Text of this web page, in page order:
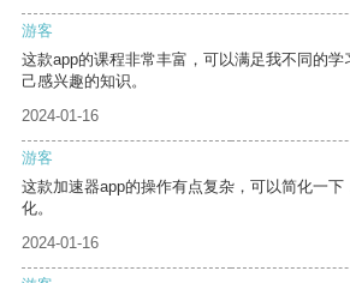
游客
这款app的课程非常丰富，可以满足我不同的学
己感兴趣的知识。
2024-01-16
游客
这款加速器app的操作有点复杂，可以简化一
化。
2024-01-16